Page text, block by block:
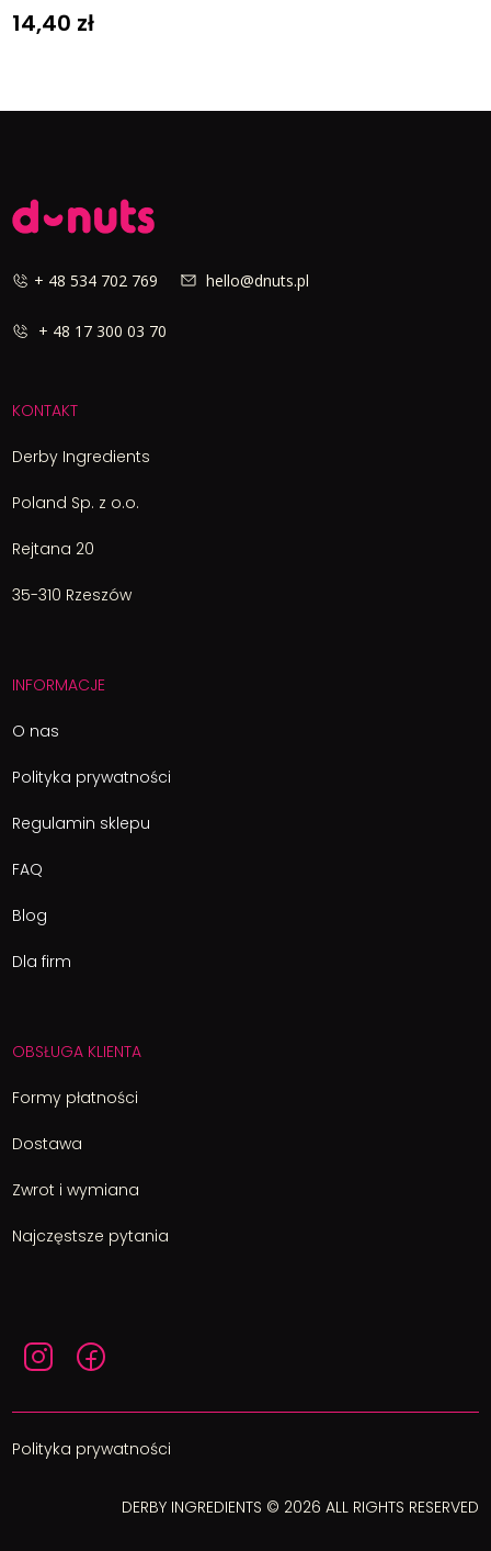
14,40 zł
+ 48 534 702 769 hello@dnuts.pl
+ 48 17 300 03 70
KONTAKT
Derby Ingredients
Poland Sp. z o.o.
Rejtana 20
35-310 Rzeszów
INFORMACJE
O nas
Polityka prywatności
Regulamin sklepu
FAQ
Blog
Dla firm
OBSŁUGA KLIENTA
Formy płatności
Dostawa
Zwrot i wymiana
Najczęstsze pytania
Polityka prywatności
DERBY INGREDIENTS © 2026 ALL RIGHTS RESERVED